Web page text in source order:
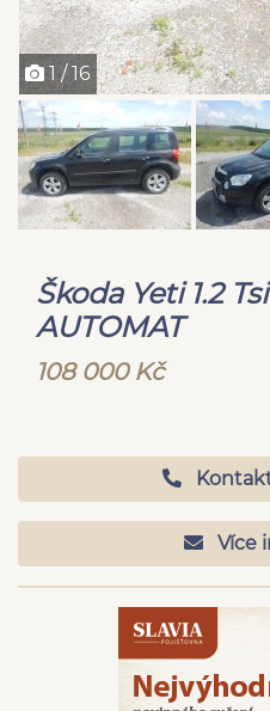
1 / 16
Škoda Yeti 1.2
AUTOMAT
108 000 Kč
Více